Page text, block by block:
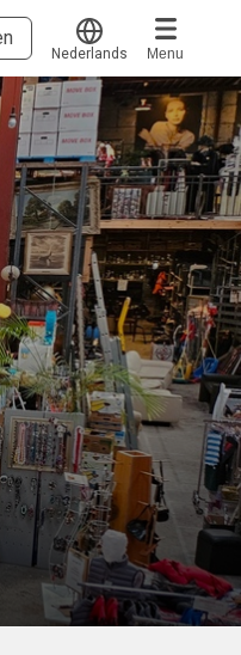
lid
V.S. werving en selectie.
en Privacy
vragen
Translate
Nederlands Menu